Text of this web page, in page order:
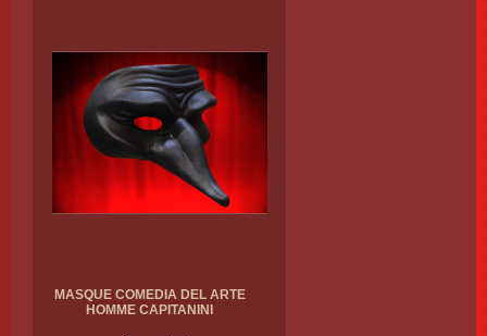
MASQUE COMEDIA DEL ARTE
HOMME CAPITANINI